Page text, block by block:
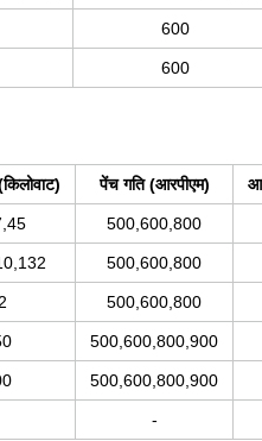
600
600
पेंच गति (आरपीएम)
500,600,800
500,600,800
500,600,800
500,600,800,900
500,600,800,900
-